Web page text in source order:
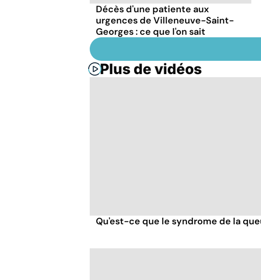
Décès d'une patiente aux
urgences de Villeneuve-Saint-
Georges : ce que l'on sait
Plus de vidéos
Qu'est-ce que le syndrome de la